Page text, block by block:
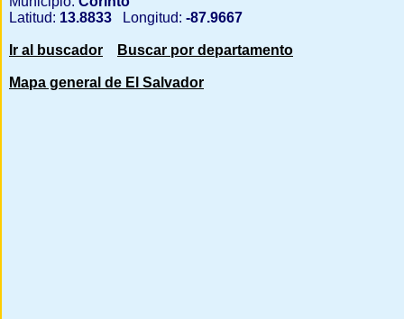
Latitud: 13.8833 Longitud: -87.9667
Ir al buscador Buscar por departamento
Mapa general de El Salvador